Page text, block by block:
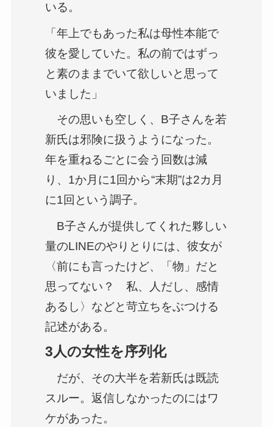
いる。
「年上でもあった私は母性本能で
彼を愛していた。私の前ではずっ
と素のままでいて欲しいと思って
いました」
その思いも空しく、B子さんを若
新氏は邪険に扱うようになった。
年を重ねるごとに会う回数は減
り、1か月に1回から“末期”は2カ月
に1回という調子。
B子さんが提供してくれた夥しい
量のLINEのやりとりには、彼女が
〈前にも言ったけど、「物」だと
思ってない？ 私、人だし、感情
あるし〉などと苛立ちをぶつける
記述がある。
3人の女性を序列化
だが、その大半を若新氏は既読
スルー。返信しなかったのにはワ
ケがあった。